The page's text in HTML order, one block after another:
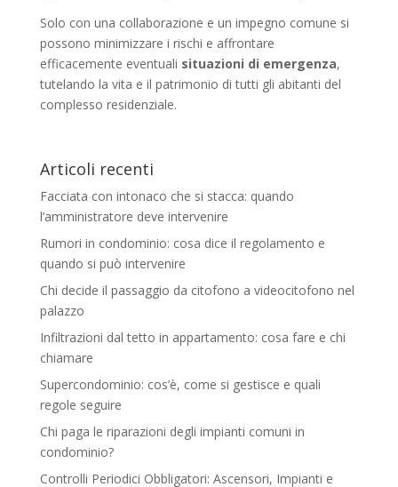
Solo con una collaborazione e un impegno comune si
possono minimizzare i rischi e affrontare
efficacemente eventuali situazioni di emergenza,
tutelando la vita e il patrimonio di tutti gli abitanti del
complesso residenziale.
Articoli recenti
Facciata con intonaco che si stacca: quando
l’amministratore deve intervenire
Rumori in condominio: cosa dice il regolamento e
quando si può intervenire
Chi decide il passaggio da citofono a videocitofono nel
palazzo
Infiltrazioni dal tetto in appartamento: cosa fare e chi
chiamare
Supercondominio: cos’è, come si gestisce e quali
regole seguire
Chi paga le riparazioni degli impianti comuni in
condominio?
Controlli Periodici Obbligatori: Ascensori, Impianti e